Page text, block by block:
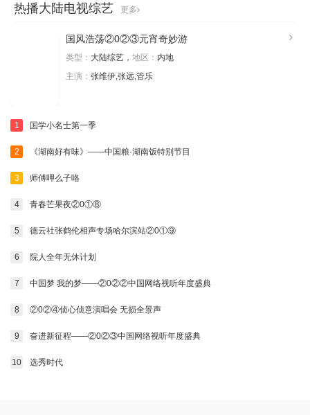
热播大陆电视综艺 更多
国风浩荡②0②③元宵奇妙游
类型： 大陆综艺， 地区： 内地
主演： 张维伊,张远,管乐
1 国学小名士第一季
2 《湖南好有味》——中国粮·湖南饭特别节目
3 师傅呷么子咯
4 青春芒果夜②0①⑧
5 德云社张鹤伦相声专场哈尔滨站②0①⑨
6 院人全年无休计划
7 中国梦 我的梦——②0②②中国网络视听年度盛典
8 ②0②④侦心侦意演唱会 无损全景声
9 奋进新征程——②0②③中国网络视听年度盛典
10 选秀时代